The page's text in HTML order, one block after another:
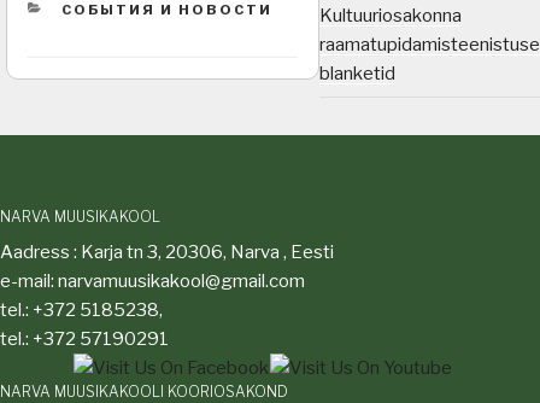
CATEGORIES
СОБЫТИЯ И НОВОСТИ
Kultuuriosakonna
raamatupidamisteenistuse
blanketid
NARVA MUUSIKAKOOL
Aadress : Karja tn 3, 20306, Narva , Eesti
e-mail: narvamuusikakool@gmail.com
tel.: +372 5185238,
tel.: +372 57190291
NARVA MUUSIKAKOOLI KOORIOSAKOND